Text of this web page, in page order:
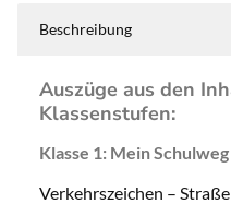
Beschreibung
Auszüge aus den
Klassenstufen:
Klasse 1: Mein Schulweg
Verkehrszeichen –